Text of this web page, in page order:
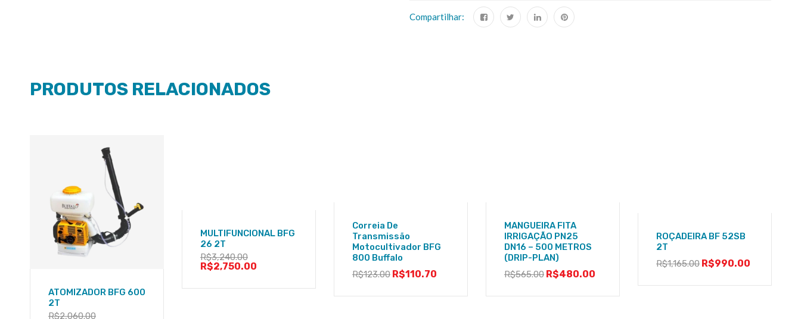
Compartilhar:
PRODUTOS RELACIONADOS
ATOMIZADOR BFG 600
2T
R$2,060.00
MULTIFUNCIONAL BFG
26 2T
R$3,240.00
R$2,750.00
Correia De
Transmissão
Motocultivador BFG
800 Buffalo
R$123.00 R$110.70
MANGUEIRA FITA
IRRIGAÇÃO PN25
DN16 – 500 METROS
(DRIP-PLAN)
R$565.00 R$480.00
ROÇADEIRA BF 52SB
2T
R$1,165.00 R$990.00